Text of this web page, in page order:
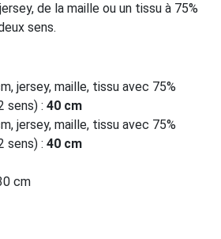
de la maille ou un tissu à 75%
sens.
jersey, maille, tissu avec 75%
sens) : 40 cm
jersey, maille, tissu avec 75%
sens) : 40 cm
cm